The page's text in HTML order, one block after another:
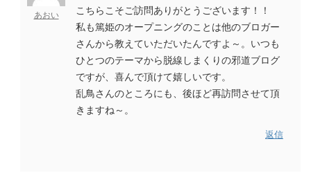
あおい
こちらこそご訪問ありがとうございます！！
私も篤姫のオープニングのことは他のブロガー
さんから教えていただいたんですよ～。いつも
ひとつのテーマから脱線しまくりの邪道ブログ
ですが、喜んで頂けて嬉しいです。
乱鳥さんのところにも、後ほど再訪問させて頂
きますね～。
返信